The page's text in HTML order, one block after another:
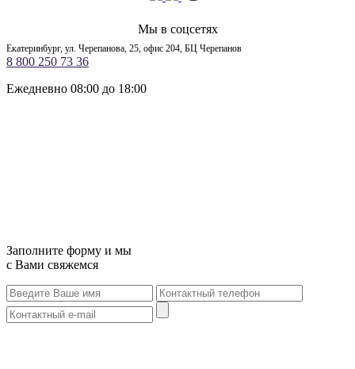
Мы в соцсетях
Екатеринбург, ул. Черепанова, 25, офис 204, БЦ Черепанов
8 800 250 73 36
Ежедневно 08:00 до 18:00
Заполните форму и мы
с Вами свяжемся